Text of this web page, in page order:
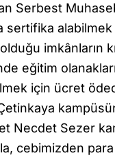
Serbest
sertifika
imkânların
eğitim
için ücret
Çetinkaya
Necdet Sezer
cebimizden